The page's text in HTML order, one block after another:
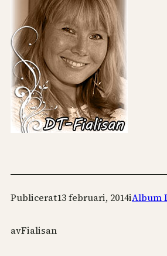
Publicerat13 februari, 2014iAlbum
avFialisan